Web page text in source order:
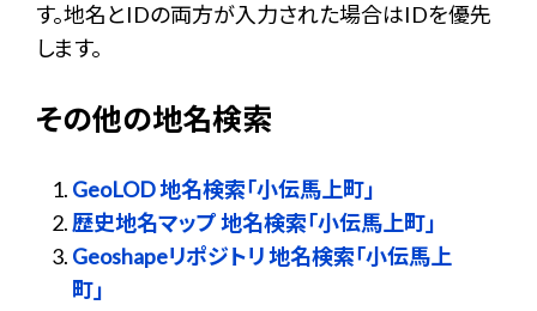
す。地名とIDの両方が入力された場合はIDを優先
します。
その他の地名検索
GeoLOD 地名検索「小伝馬上町」
歴史地名マップ 地名検索「小伝馬上町」
Geoshapeリポジトリ 地名検索「小伝馬上
町」